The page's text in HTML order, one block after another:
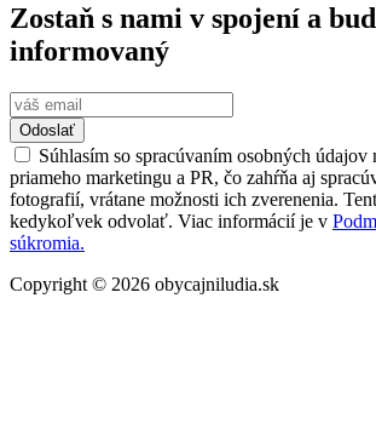
Zostaň s nami v spojení a
informovaný
Odoslať
Súhlasím so spracúvaním osobných údajov
priameho marketingu a PR, čo zahŕňa aj
fotografií, vrátane možnosti ich zverenenia.
kedykoľvek odvolať. Viac informácií je v
súkromia.
Copyright © 2026 obycajniludia.sk